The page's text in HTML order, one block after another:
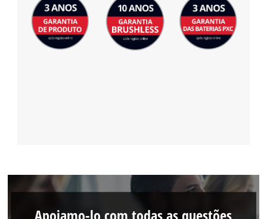
Apoiamo-lo com todas as questões